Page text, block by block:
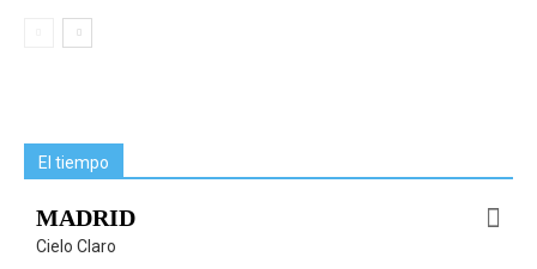
El tiempo
MADRID
Cielo Claro